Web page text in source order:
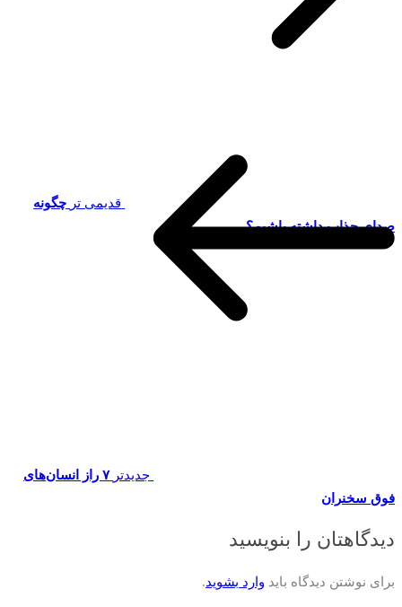
قدیمی تر چگونه
صدای جذاب داشته باشیم؟
جدیدتر
۷ راز انسان‌های
فوق سخنران
دیدگاهتان را بنویسید
برای نوشتن دیدگاه باید وارد بشوید.